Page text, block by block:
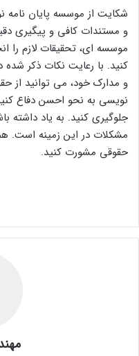
شکایت از موسسه پایان نامه
و مستندات کافی و پیگیری
موسسه ای، تحقیقات لازم را
کنید. با رعایت نکات ذکر
و مدارک خود، می توانید از
نویسی به نحو احسن دفاع
جلوگیری کنید. به یاد داشته
مشکلات در این زمینه است.
حقوقی مشورت کنید.